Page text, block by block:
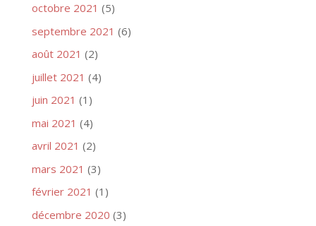
octobre 2021 (5)
septembre 2021 (6)
août 2021 (2)
juillet 2021 (4)
juin 2021 (1)
mai 2021 (4)
avril 2021 (2)
mars 2021 (3)
février 2021 (1)
décembre 2020 (3)